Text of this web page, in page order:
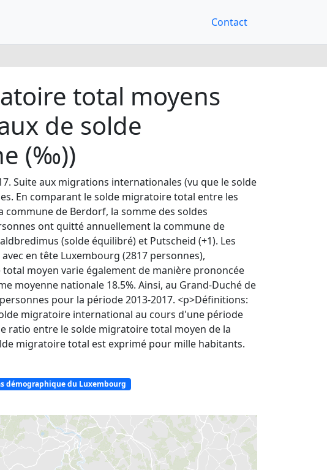
Contact
total moyens
de solde
(‰))
Suite aux migrations internationales (vu que le solde
En comparant le solde migratoire total entre les
de Berdorf, la somme des soldes
ont quitté annuellement la commune de
(solde équilibré) et Putscheid (+1). Les
en tête Luxembourg (2817 personnes),
moyen varie également de manière prononcée
moyenne nationale 18.5%. Ainsi, au Grand-Duché de
pour la période 2013-2017. <p>Définitions:
migratoire international au cours d'une période
ratio entre le solde migratoire total moyen de la
migratoire total est exprimé pour mille habitants.
démographique du Luxembourg